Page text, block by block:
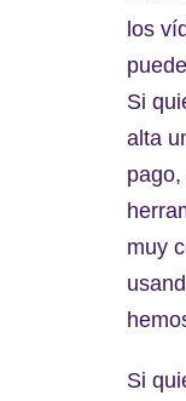
los
Si
alta
muy
Si